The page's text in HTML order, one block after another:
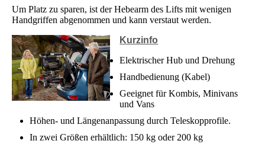
Um Platz zu sparen, ist der Hebearm des Lifts mit wenigen
Handgriffen abgenommen und kann verstaut werden.
Kurzinfo
Elektrischer Hub und Drehung
Handbedienung (Kabel)
Geeignet für Kombis, Minivans
und Vans
Höhen- und Längenanpassung durch Teleskopprofile.
In zwei Größen erhältlich: 150 kg oder 200 kg